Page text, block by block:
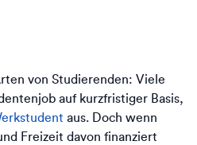
von Studierenden: Viele
auf kurzfristiger Basis,
aus. Doch wenn
Freizeit davon finanziert